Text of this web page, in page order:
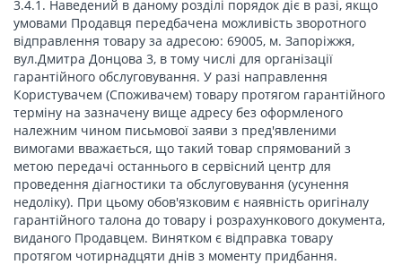
3.4.1. Наведений в даному розділі порядок діє в разі, якщо
умовами Продавця передбачена можливість зворотного
відправлення товару за адресою: 69005, м. Запоріжжя,
вул.Дмитра Донцова 3, в тому числі для організації
гарантійного обслуговування. У разі направлення
Користувачем (Споживачем) товару протягом гарантійного
терміну на зазначену вище адресу без оформленого
належним чином письмової заяви з пред'явленими
вимогами вважається, що такий товар спрямований з
метою передачі останнього в сервісний центр для
проведення діагностики та обслуговування (усунення
недоліку). При цьому обов'язковим є наявність оригіналу
гарантійного талона до товару і розрахункового документа,
виданого Продавцем. Винятком є ​​відправка товару
протягом чотирнадцяти днів з моменту придбання.